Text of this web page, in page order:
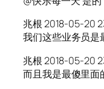
兆根 2018-05-20
我们这些业务员是
兆根 2018-05-20
而且我是最傻里面